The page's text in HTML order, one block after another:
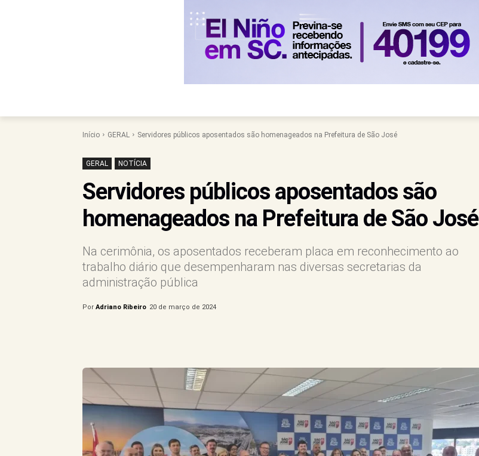
Início GERAL Servidores públicos aposentados são homenageados na Prefeitura de São José
GERAL NOTÍCIA
Servidores públicos aposentados são
homenageados na Prefeitura de São José
Na cerimônia, os aposentados receberam placa em reconhecimento ao
trabalho diário que desempenharam nas diversas secretarias da
administração pública
Por Adriano Ribeiro 20 de março de 2024